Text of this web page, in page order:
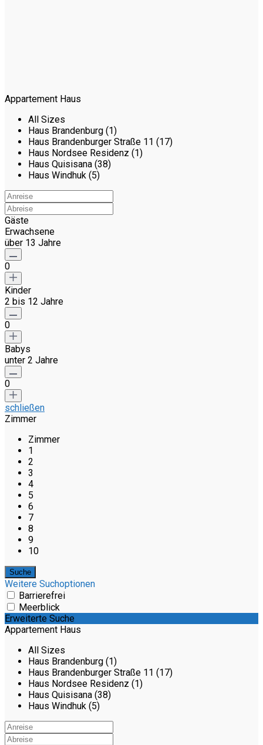
Appartement Haus
All Sizes
Haus Brandenburg (1)
Haus Brandenburger Straße 11 (17)
Haus Nordsee Residenz (1)
Haus Quisisana (38)
Haus Windhuk (5)
Gäste
Erwachsene
über 13 Jahre
0
Kinder
2 bis 12 Jahre
0
Babys
unter 2 Jahre
0
schließen
Zimmer
Zimmer
1
2
3
4
5
6
7
8
9
10
Weitere Suchoptionen
Barrierefrei
Meerblick
Erweiterte Suche
Appartement Haus
All Sizes
Haus Brandenburg (1)
Haus Brandenburger Straße 11 (17)
Haus Nordsee Residenz (1)
Haus Quisisana (38)
Haus Windhuk (5)